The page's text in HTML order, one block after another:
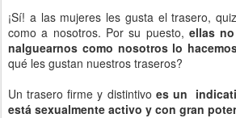
¡Sí! a las mujeres les gusta el trasero,
como a nosotros. Por su puesto, ellas
nalguearnos como nosotros lo
qué les gustan nuestros traseros?
Un trasero firme y distintivo es un
está sexualmente activo y con gran